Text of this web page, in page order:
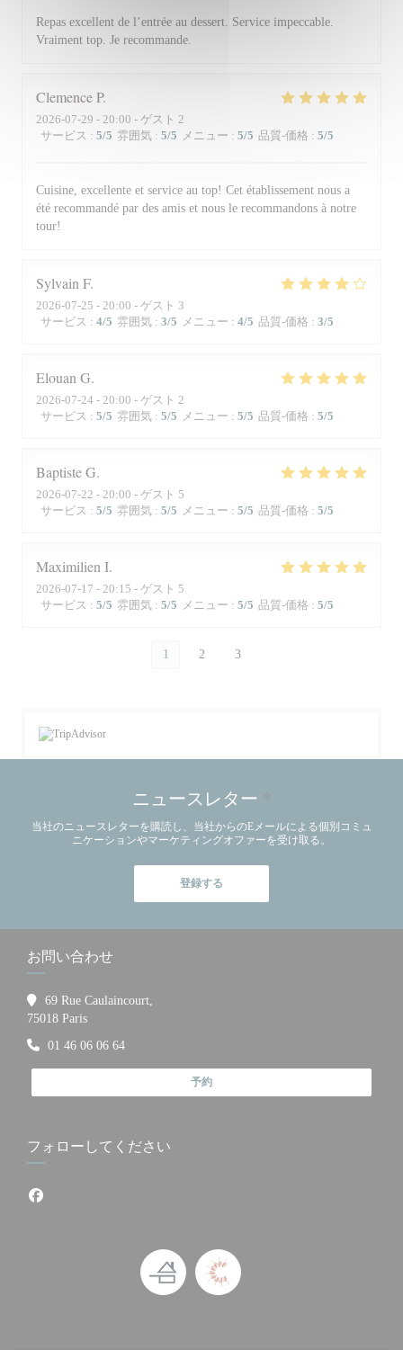
Repas excellent de l’entrée au dessert. Service impeccable.
Vraiment top. Je recommande.
ClemenceP
2026-07-29 - 20:00 - ゲスト 2
サービス : 5/5 雰囲気 : 5/5 メニュー : 5/5 品質-価格 : 5/5
Cuisine, excellente et service au top! Cet établissement nous a
été recommandé par des amis et nous le recommandons à notre
tour!
Sylvain F
2026-07-25 - 20:00 - ゲスト 3
サービス : 4/5 雰囲気 : 3/5 メニュー : 4/5 品質-価格 : 3/5
Elouan G
2026-07-24 - 20:00 - ゲスト 2
サービス : 5/5 雰囲気 : 5/5 メニュー : 5/5 品質-価格 : 5/5
BaptisteG
2026-07-22 - 20:00 - ゲスト 5
サービス : 5/5 雰囲気 : 5/5 メニュー : 5/5 品質-価格 : 5/5
Maximilien I
2026-07-17 - 20:15 - ゲスト 5
サービス : 5/5 雰囲気 : 5/5 メニュー : 5/5 品質-価格 : 5/5
1 2 3
ニュースレター *
当社のニュースレターを購読し、当社からのEメールによる個別コミュ
ニケーションやマーケティングオファーを受け取る。
登録する
お問い合わせ
69 Rue Caulaincourt,
75018 Paris((新しいウィンドウで開きます))
01 46 06 06 64
予約
フォローしてください
Facebook ((新しいウィンドウで開きます))